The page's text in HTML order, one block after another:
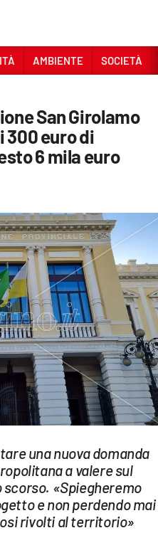
AMBIENTE SOCIETÀ
San Girolamo
euro di
6 mila euro
una nuova domanda
a valere sul
scorso. «Spiegheremo
e non perdendo mai
rivolti al territorio»